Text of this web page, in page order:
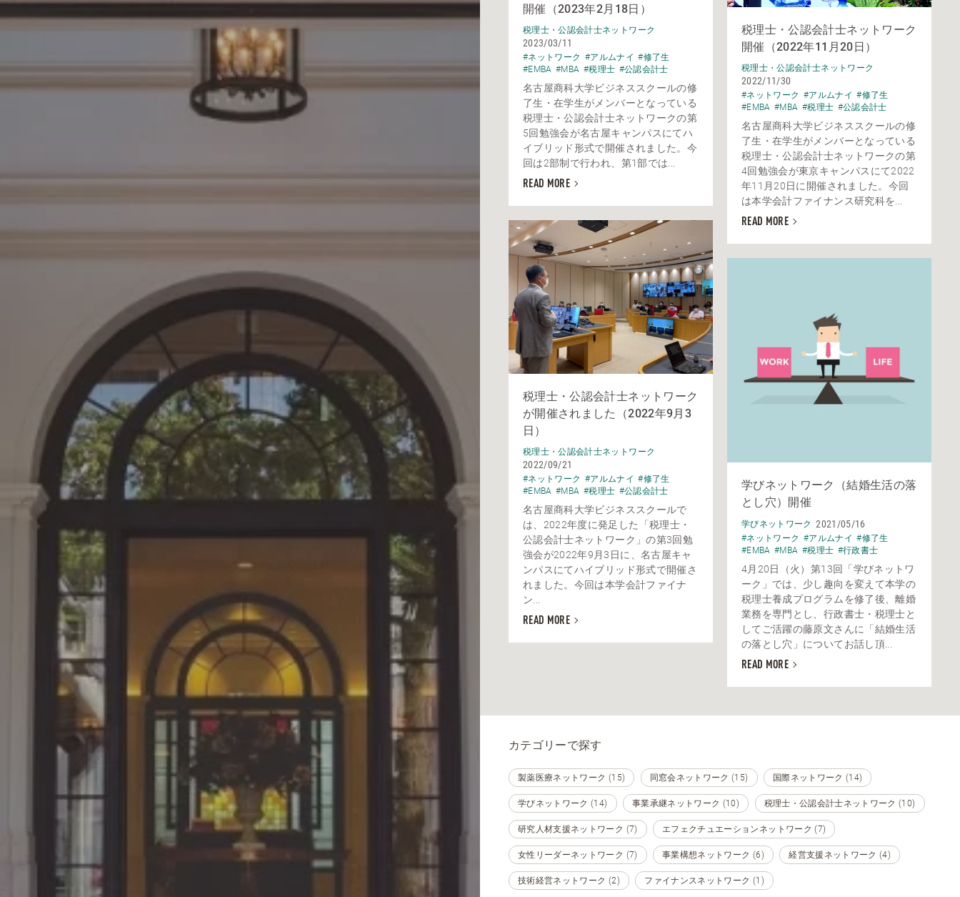
開催（2023年2月18日）
税理士・公認会計士ネットワーク
2023/03/11
#ネットワーク #アルムナイ #修了生
#EMBA #MBA #税理士 #公認会計士
名古屋商科大学ビジネススクールの修
了生・在学生がメンバーとなっている
税理士・公認会計士ネットワークの第
5回勉強会が名古屋キャンパスにてハ
イブリッド形式で開催されました。今
回は2部制で行われ、第1部では...
READ MORE
税理士・公認会計士ネットワーク
開催（2022年11月20日）
税理士・公認会計士ネットワーク
2022/11/30
#ネットワーク #アルムナイ #修了生
#EMBA #MBA #税理士 #公認会計士
名古屋商科大学ビジネススクールの修
了生・在学生がメンバーとなっている
税理士・公認会計士ネットワークの第
4回勉強会が東京キャンパスにて2022
年11月20日に開催されました。今回
は本学会計ファイナンス研究科を...
READ MORE
税理士・公認会計士ネットワーク
が開催されました（2022年9月3
日）
税理士・公認会計士ネットワーク
2022/09/21
#ネットワーク #アルムナイ #修了生
#EMBA #MBA #税理士 #公認会計士
名古屋商科大学ビジネススクールで
は、2022年度に発足した「税理士・
公認会計士ネットワーク」の第3回勉
強会が2022年9月3日に、名古屋キャ
ンパスにてハイブリッド形式で開催さ
れました。今回は本学会計ファイナ
ン...
READ MORE
学びネットワーク（結婚生活の落
とし穴）開催
学びネットワーク 2021/05/16
#ネットワーク #アルムナイ #修了生
#EMBA #MBA #税理士 #行政書士
4月20日（火）第13回「学びネットワ
ーク」では、少し趣向を変えて本学の
税理士養成プログラムを修了後、離婚
業務を専門とし、行政書士・税理士と
してご活躍の藤原文さんに「結婚生活
の落とし穴」についてお話し頂...
READ MORE
カテゴリーで探す
製薬医療ネットワーク (15) 同窓会ネットワーク (15) 国際ネットワーク (14)
学びネットワーク (14) 事業承継ネットワーク (10) 税理士・公認会計士ネットワーク (10)
研究人材支援ネットワーク (7) エフェクチュエーションネットワーク (7)
女性リーダーネットワーク (7) 事業構想ネットワーク (6) 経営支援ネットワーク (4)
技術経営ネットワーク (2) ファイナンスネットワーク (1)